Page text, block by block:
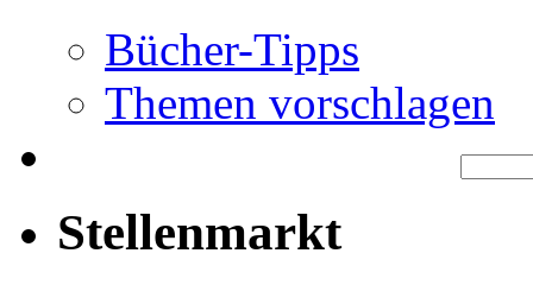
Bücher-Tipps
Themen vorschlagen
Stellenmarkt